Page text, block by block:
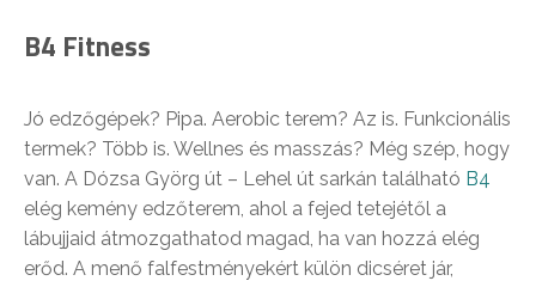
B4 Fitness
Jó edzőgépek? Pipa. Aerobic terem? Az is. Funkcionális
termek? Több is. Wellnes és masszás? Még szép, hogy
van. A Dózsa Györg út – Lehel út sarkán található B4
elég kemény edzőterem, ahol a fejed tetejétől a
lábujjaid átmozgathatod magad, ha van hozzá elég
erőd. A menő falfestményekért külön dicséret jár,